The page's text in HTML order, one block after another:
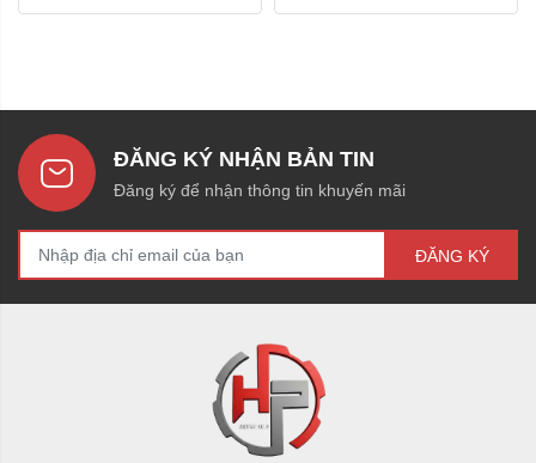
ĐĂNG KÝ NHẬN BẢN TIN
Đăng ký để nhận thông tin khuyến mãi
ĐĂNG KÝ